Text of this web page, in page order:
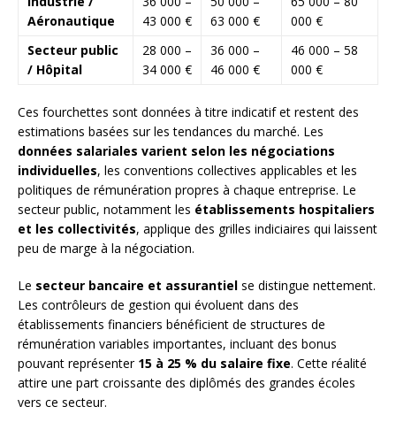
Aéronautique
43 000 €
63 000 €
000 €
Secteur public
/ Hôpital
28 000 –
34 000 €
36 000 –
46 000 €
46 000 – 58
000 €
Ces fourchettes sont données à titre indicatif et restent des
estimations basées sur les tendances du marché. Les
données salariales varient selon les négociations
individuelles, les conventions collectives applicables et les
politiques de rémunération propres à chaque entreprise. Le
secteur public, notamment les établissements hospitaliers
et les collectivités, applique des grilles indiciaires qui laissent
peu de marge à la négociation.
Le secteur bancaire et assurantiel se distingue nettement.
Les contrôleurs de gestion qui évoluent dans des
établissements financiers bénéficient de structures de
rémunération variables importantes, incluant des bonus
pouvant représenter 15 à 25 % du salaire fixe. Cette réalité
attire une part croissante des diplômés des grandes écoles
vers ce secteur.